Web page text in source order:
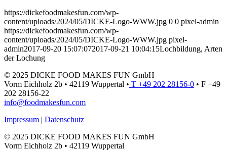
https://dickefoodmakesfun.com/wp-
content/uploads/2024/05/DICKE-Logo-WWW.jpg 0 0 pixel-admin
https://dickefoodmakesfun.com/wp-
content/uploads/2024/05/DICKE-Logo-WWW.jpg pixel-
admin2017-09-20 15:07:072017-09-21 10:04:15Lochbildung, Arten
der Lochung
© 2025 DICKE FOOD MAKES FUN GmbH
Vorm Eichholz 2b • 42119 Wuppertal • T +49 202 28156-0 • F +49
202 28156-22
info@foodmakesfun.com
Impressum | Datenschutz
© 2025 DICKE FOOD MAKES FUN GmbH
Vorm Eichholz 2b • 42119 Wuppertal